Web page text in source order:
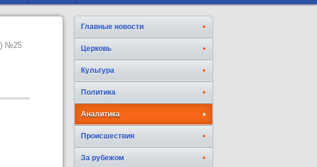
№25
Главные новости
Церковь
Культура
Политика
Аналитика
Происшествия
За рубежом